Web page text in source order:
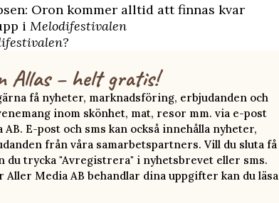
Oron kommer alltid att finnas kvar
i Melodifestivalen
Allas – helt gratis!
få nyheter, marknadsföring, erbjudanden och
inom skönhet, mat, resor mm. via e-post
E-post och sms kan också innehålla nyheter,
från våra samarbetspartners. Vill du sluta få
du trycka "Avregistrera" i nyhetsbrevet eller sms.
Aller Media AB behandlar dina uppgifter kan du läsa